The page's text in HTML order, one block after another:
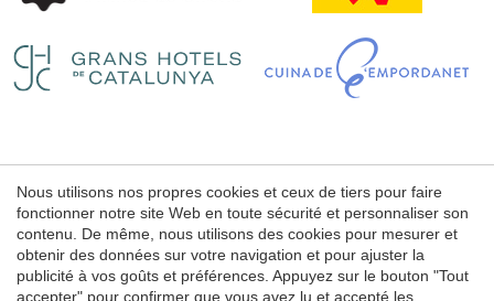
Mentions légales
Conditions d'utilisation du web
Politique de cookies
Nous utilisons nos propres cookies et ceux de tiers pour faire
fonctionner notre site Web en toute sécurité et personnaliser son
contenu. De même, nous utilisons des cookies pour mesurer et
obtenir des données sur votre navigation et pour ajuster la
publicité à vos goûts et préférences. Appuyez sur le bouton "Tout
accepter" pour confirmer que vous avez lu et accepté les
Enregistrer les paramètres Tout accepter